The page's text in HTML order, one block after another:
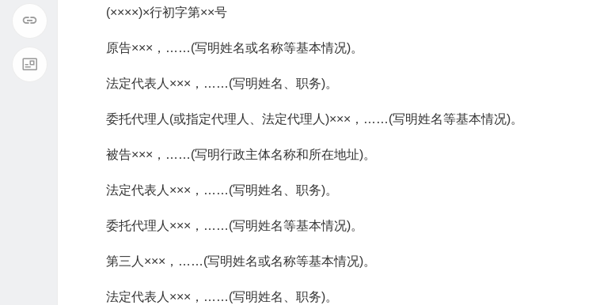
(××××)×行初字第××号
原告×××，……(写明姓名或名称等基本情况)。
法定代表人×××，……(写明姓名、职务)。
委托代理人(或指定代理人、法定代理人)×××，……(写明姓名等基本情况)。
被告×××，……(写明行政主体名称和所在地址)。
法定代表人×××，……(写明姓名、职务)。
委托代理人×××，……(写明姓名等基本情况)。
第三人×××，……(写明姓名或名称等基本情况)。
法定代表人×××，……(写明姓名、职务)。